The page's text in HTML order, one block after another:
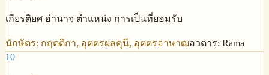
เกียรติยศ อำนาจ ตำแหน่ง การเป็นที่ยอมรับ
นักษัตร: กฤตติกา, อุตตรผลคุนี, อุตตรอาษาฒอวตาร: Rama
10